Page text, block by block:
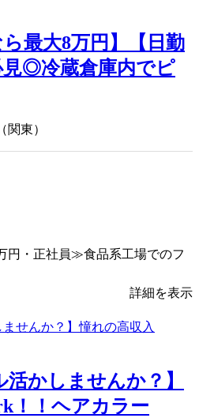
最大8万円】【日勤
見◎冷蔵倉庫内でピ
東）
円・正社員≫食品系工場でのフ
詳細を表示
活かしませんか？】
！！ヘアカラー